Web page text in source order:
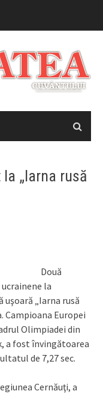
„Iarna rusă
Două
la
„Iarna rusă
Campioana Europei
Olimpiadei din
a fost învingătoarea
de 7,27 sec.
Cernăuţi, a